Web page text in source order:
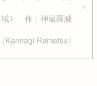
域》 作：神薙羅滅
（Kannagi Rametsu）